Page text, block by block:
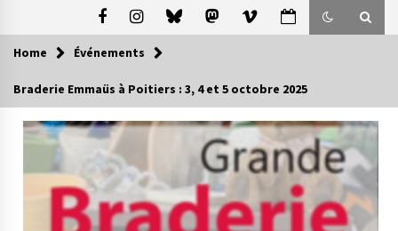
Home Événements
Braderie Emmaüs à Poitiers : 3, 4 et 5 octobre 2025